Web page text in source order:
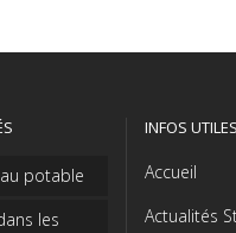
potable
les
INFOS UTILES
Accueil
Actualités